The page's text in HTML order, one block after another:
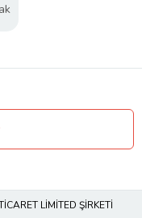
LİMİTED ŞİRKETİ